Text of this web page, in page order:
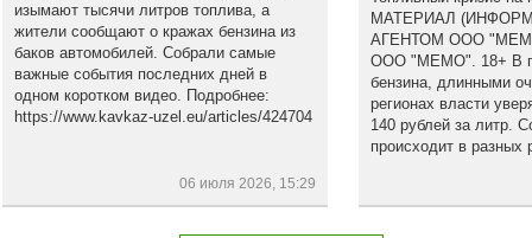
изымают тысячи литров топлива, а
жители сообщают о кражах бензина из
баков автомобилей. Собрали самые
важные события последних дней в
одном коротком видео. Подробнее:
https://www.kavkaz-uzel.eu/articles/424704
06 июля 2026, 15:29
МАТЕРИАЛ
АГЕНТОМ ООО
ООО "МЕМО". 18+ В
бензина, длинными
регионах власти
140 рублей за литр.
происходит в разных